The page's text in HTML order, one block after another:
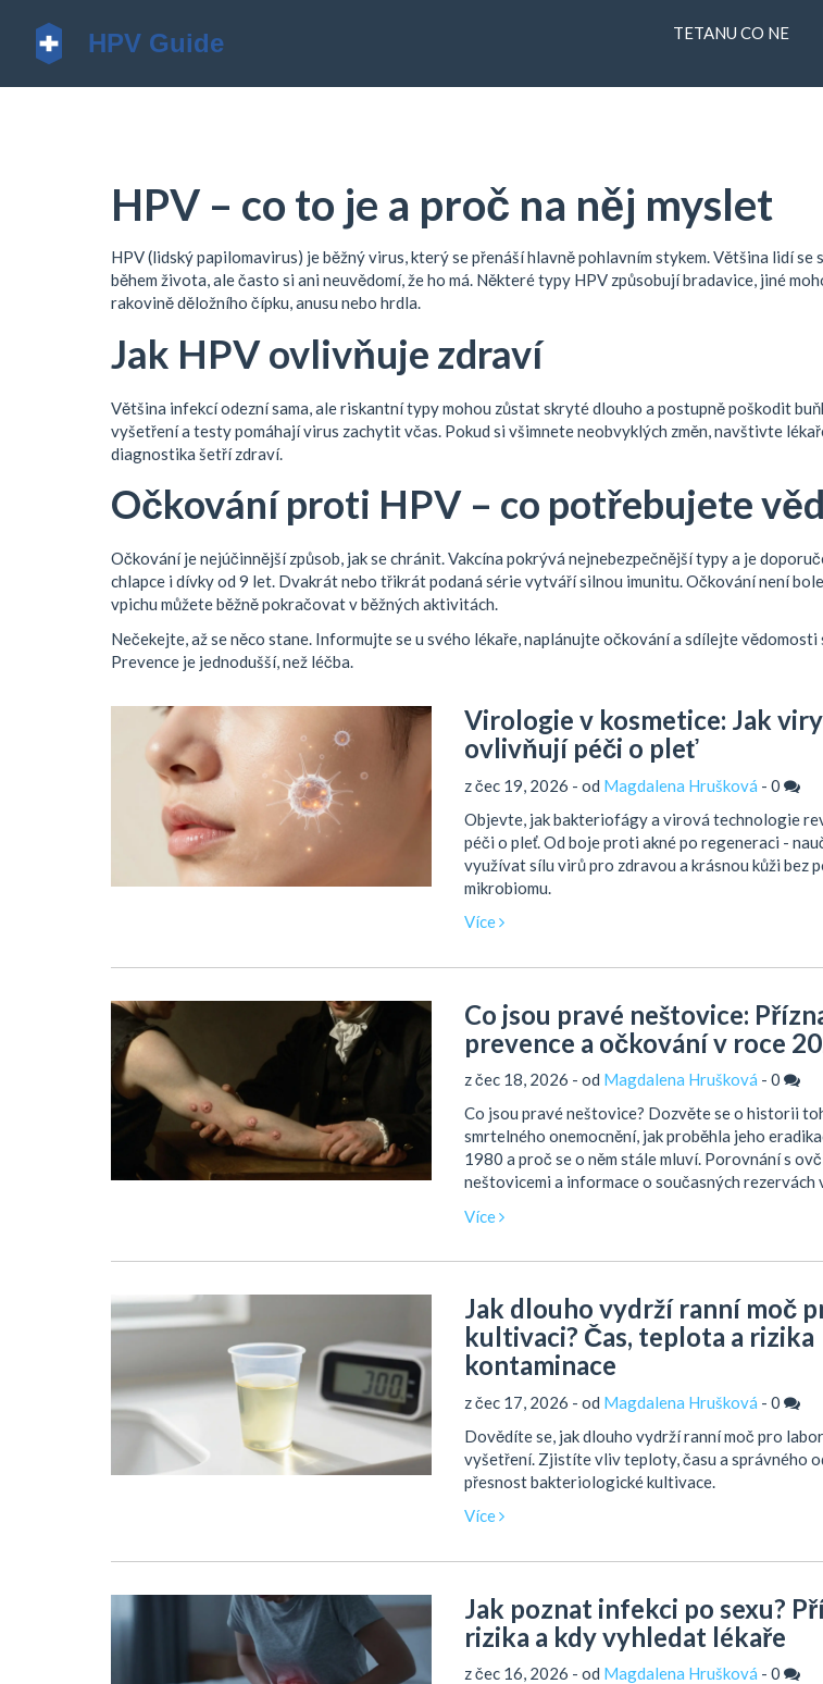
TETANU CO NE
HPV – co to je a proč na něj myslet
HPV (lidský papilomavirus) je běžný virus, který se přenáší hlavně pohlavním stykem. Většina lidí se
během života, ale často si ani neuvědomí, že ho má. Některé typy HPV způsobují bradavice, jiné
rakovině děložního čípku, anusu nebo hrdla.
Jak HPV ovlivňuje zdraví
Většina infekcí odezní sama, ale riskantní typy mohou zůstat skryté dlouho a postupně poškodit
vyšetření a testy pomáhají virus zachytit včas. Pokud si všimnete neobvyklých změn, navštivte
diagnostika šetří zdraví.
Očkování proti HPV – co potřebujete
Očkování je nejúčinnější způsob, jak se chránit. Vakcína pokrývá nejnebezpečnější typy a je
chlapce i dívky od 9 let. Dvakrát nebo třikrát podaná série vytváří silnou imunitu. Očkování není
vpichu můžete běžně pokračovat v běžných aktivitách.
Nečekejte, až se něco stane. Informujte se u svého lékaře, naplánujte očkování a sdílejte vědomosti
Prevence je jednodušší, než léčba.
Virologie v kosmetice: Jak viry
ovlivňují péči o pleť
z čec 19, 2026 - od Magdalena Hrušková - 0
Objevte, jak bakteriofágy a virová technologie
péči o pleť. Od boje proti akné po regeneraci -
využívat sílu virů pro zdravou a krásnou kůži bez
mikrobiomu.
Více
Co jsou pravé neštovice:
prevence a očkování v roce
z čec 18, 2026 - od Magdalena Hrušková - 0
Co jsou pravé neštovice? Dozvěte se o historii
smrtelného onemocnění, jak proběhla jeho
1980 a proč se o něm stále mluví. Porovnání s
neštovicemi a informace o současných rezervách
Více
Jak dlouho vydrží ranní moč
kultivaci? Čas, teplota a rizika
kontaminace
z čec 17, 2026 - od Magdalena Hrušková - 0
Dovědíte se, jak dlouho vydrží ranní moč pro
vyšetření. Zjistíte vliv teploty, času a správného
přesnost bakteriologické kultivace.
Více
Jak poznat infekci po sexu?
rizika a kdy vyhledat lékaře
z čec 16, 2026 - od Magdalena Hrušková - 0